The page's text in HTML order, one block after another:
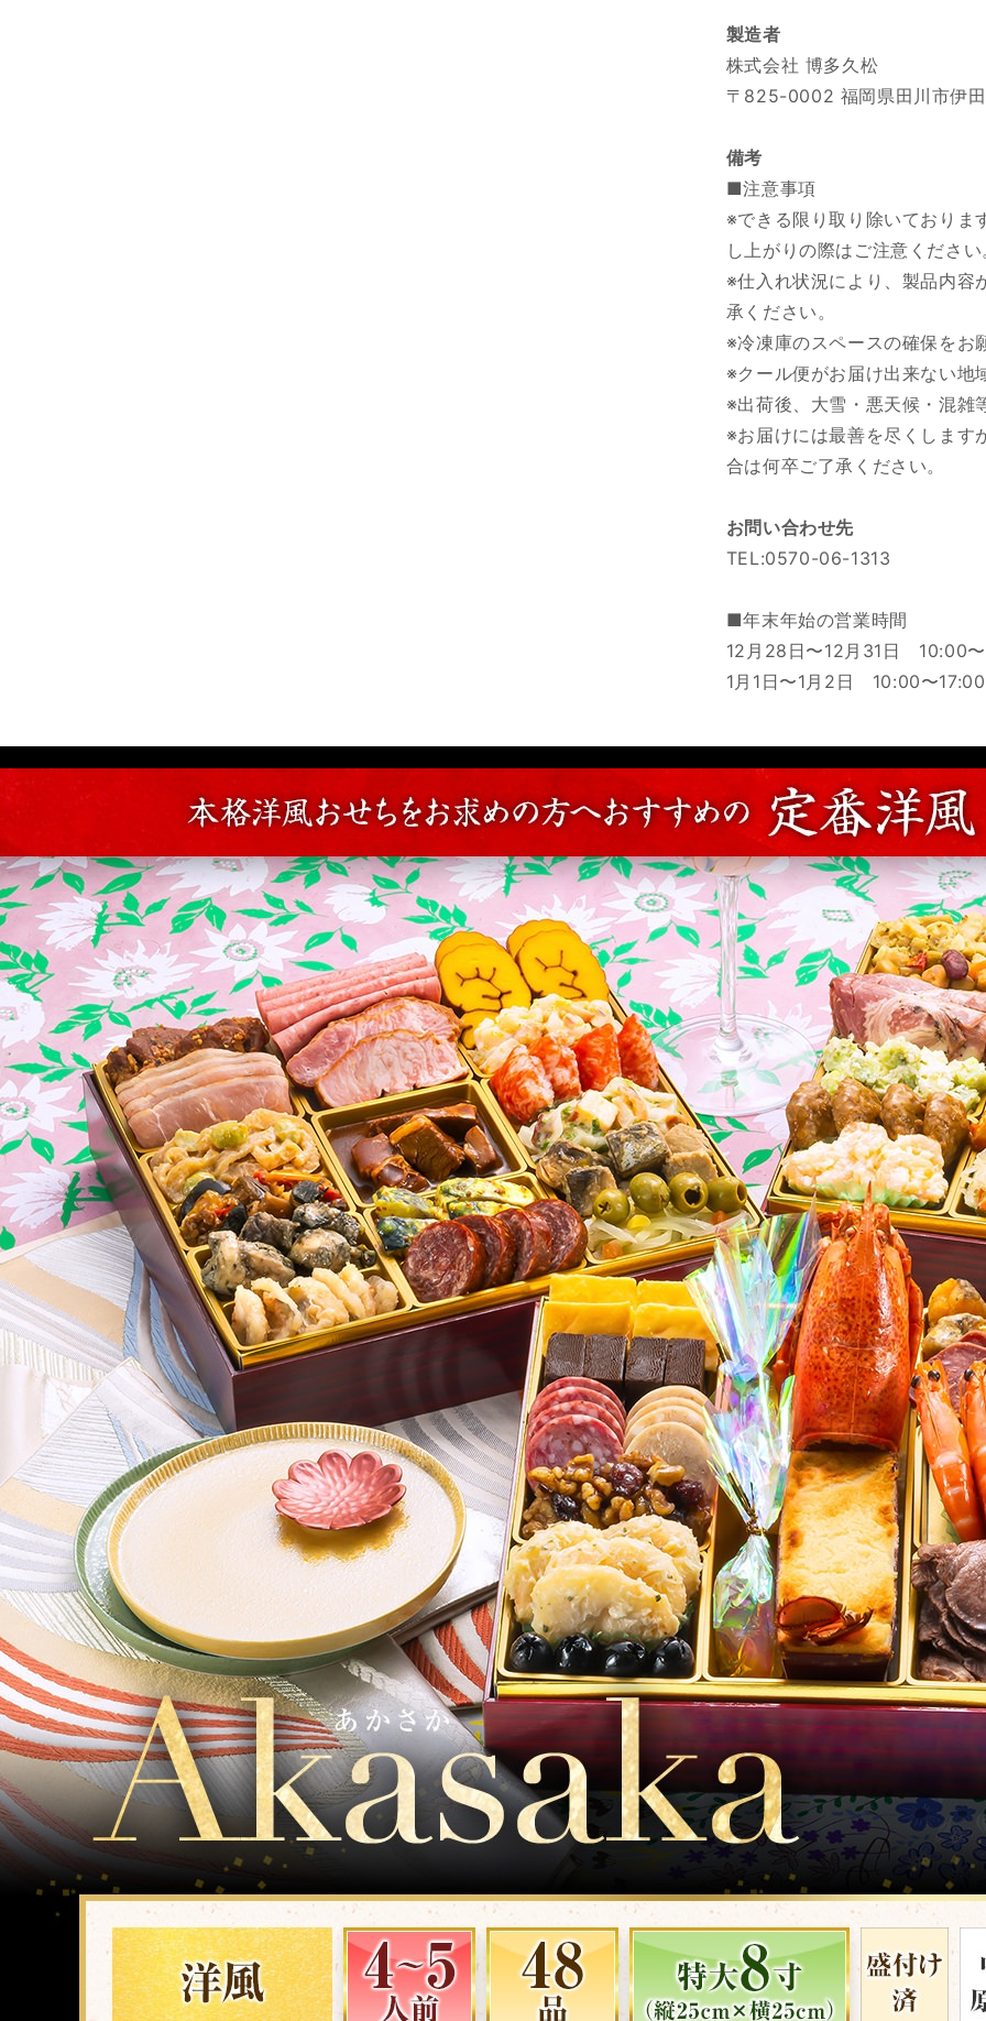
製造者
株式会社 博多久松
〒825-0002 福岡県田川市伊
備考
■注意事項
※できる限り取り除いておりま
し上がりの際はご注意ください
※仕入れ状況により、製品内容
承ください。
※冷凍庫のスペースの確保をお
※クール便がお届け出来ない地
※出荷後、大雪・悪天候・混雑
※お届けには最善を尽くします
合は何卒ご了承ください。
お問い合わせ先
TEL:0570-06-1313
■年末年始の営業時間
12月28日〜12月31日 10:00
1月1日〜1月2日 10:00〜17:00